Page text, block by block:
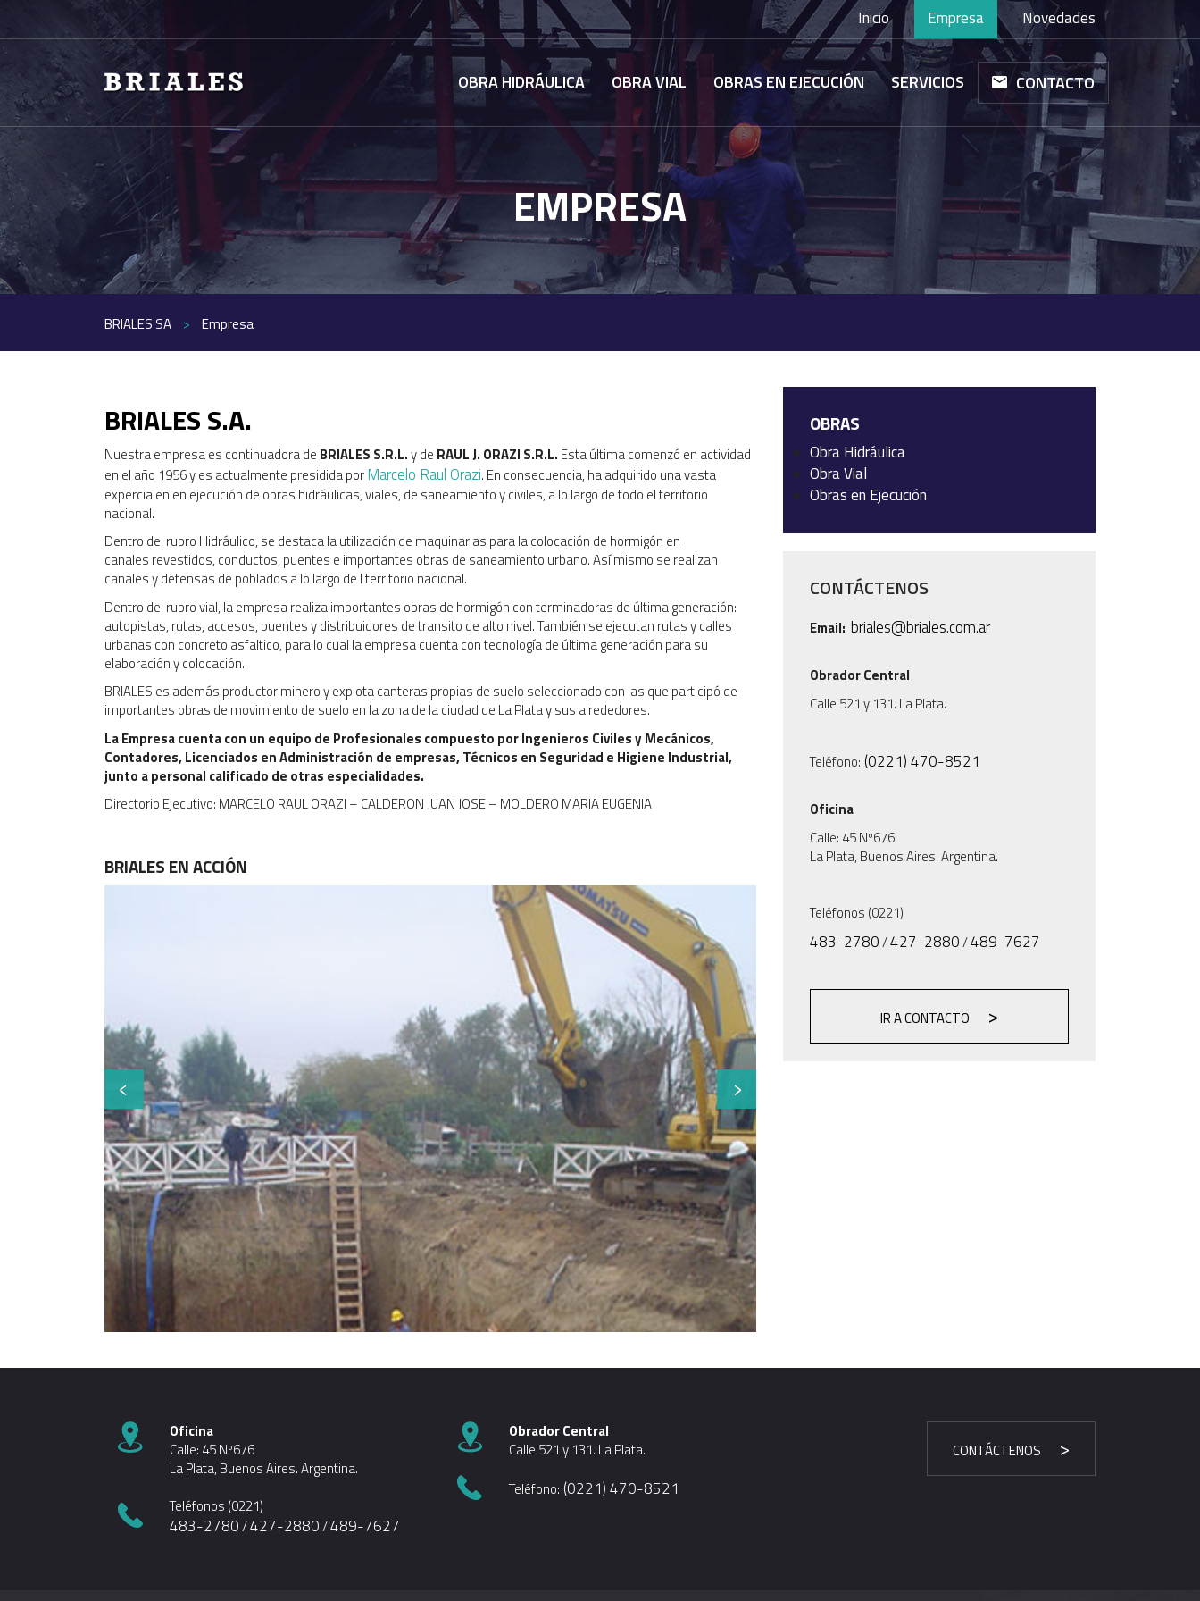
Inicio Empresa Novedades
OBRA HIDRÁULICA OBRA VIAL OBRAS EN EJECUCIÓN SERVICIOS CONTACTO
EMPRESA
BRIALES SA > Empresa
BRIALES S.A.
Nuestra empresa es continuadora de BRIALES S.R.L.y de RAUL J. ORAZI S.R.L. Esta última comenzó en actividad
en el año 1956 y es actualmente presidida porMarcelo Raul Orazi. En consecuencia, ha adquirido una vasta
expercia enien ejecución de obras hidráulicas, viales, de saneamiento y civiles, a lo largo de todo el territorio
nacional.
Dentro del rubro Hidráulico, se destaca la utilización de maquinarias para la colocación de hormigón en
canales revestidos, conductos, puentes e importantes obras de saneamiento urbano. Así mismo se realizan
canales y defensas de poblados a lo largo de l territorio nacional.
Dentro del rubro vial, la empresa realiza importantes obras de hormigón con terminadoras de última generación:
autopistas, rutas, accesos, puentes y distribuidores de transito de alto nivel. También se ejecutan rutas y calles
urbanas con concreto asfaltico, para lo cual la empresa cuenta con tecnología de última generación para su
elaboración y colocación.
BRIALES es además productor minero y explota canteras propias de suelo seleccionado con las que participó de
importantes obras de movimiento de suelo en la zona de la ciudad de La Plata y sus alrededores.
La Empresa cuenta con un equipo de Profesionales compuesto por Ingenieros Civiles y Mecánicos,
Contadores, Licenciados en Administración de empresas, Técnicos en Seguridad e Higiene Industrial,
junto a personal calificado de otras especialidades.
Directorio Ejecutivo: MARCELO RAUL ORAZI – CALDERON JUAN JOSE – MOLDERO MARIA EUGENIA
BRIALES EN ACCIÓN
OBRAS
Obra Hidráulica
Obra Vial
Obras en Ejecución
CONTÁCTENOS
Email: briales@briales.com.ar
Obrador Central
Calle 521 y 131. La Plata.
Teléfono: (0221) 470-8521
Oficina
Calle: 45 Nº676
La Plata, Buenos Aires. Argentina.
Teléfonos (0221)
483-2780/427-2880/489-7627
IR A CONTACTO
Oficina
Calle: 45 Nº676
La Plata, Buenos Aires. Argentina.
Teléfonos (0221)
483-2780/427-2880/489-7627
Obrador Central
Calle 521 y 131. La Plata.
Teléfono: (0221) 470-8521
CONTÁCTENOS